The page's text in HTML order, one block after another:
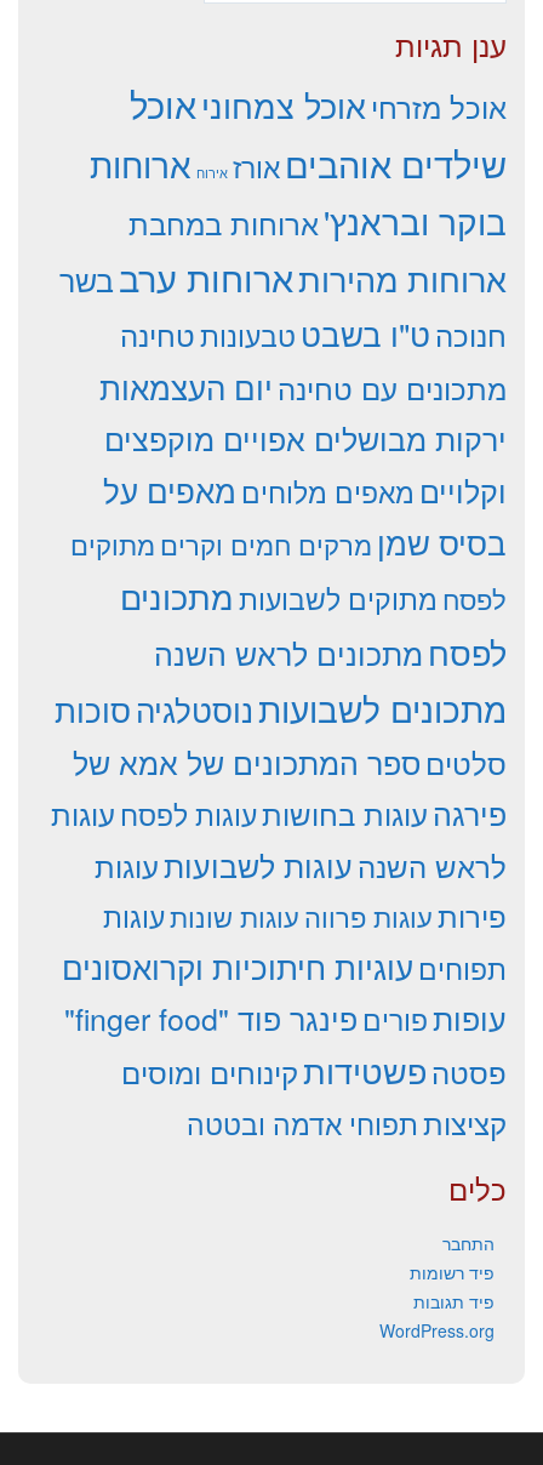
ענן תגיות
אוכל מזרחיאוכל צמחוניאוכל
שילדים אוהביםאורז אירוח ארוחות
בוקר ובראנץ'ארוחות במחבת
ארוחות מהירותארוחות ערבבשר
חנוכהט"ו בשבט טבעונותטחינה
מתכונים עם טחינה יום העצמאות
ירקות מבושלים אפויים מוקפצים
וקלויים מאפים מלוחים מאפים על
בסיס שמן מרקים חמים וקריםמתוקים
לפסח מתוקים לשבועותמתכונים
לפסח מתכונים לראש השנה
מתכונים לשבועותנוסטלגיהסוכות
סלטים ספר המתכונים של אמא של
פירגהעוגות בחושותעוגות לפסח עוגות
לראש השנהעוגות לשבועותעוגות
פירותעוגות פרווהעוגות שונותעוגות
תפוחים עוגיות חיתוכיות וקרואסונים
עופותפורים פינגר פוד "finger food"
פסטהפשטידותקינוחים ומוסים
קציצותתפוחי אדמה ובטטה
כלים
התחבר
פיד רשומות
פיד תגובות
WordPress.org